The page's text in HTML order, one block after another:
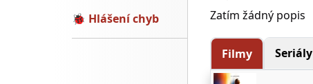
🐞 Hlášení chyb Zatím žádný popis
Filmy Seriály